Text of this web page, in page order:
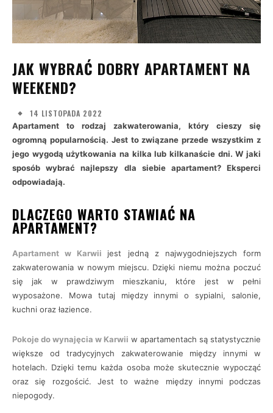
JAK WYBRAĆ DOBRY APARTAMENT NA
WEEKEND?
14 LISTOPADA 2022
Apartament to rodzaj zakwaterowania, który cieszy się
ogromną popularnością. Jest to związane przede wszystkim z
jego wygodą użytkowania na kilka lub kilkanaście dni. W jaki
sposób wybrać najlepszy dla siebie apartament? Eksperci
odpowiadają.
DLACZEGO WARTO STAWIAĆ NA
APARTAMENT?
Apartament w Karwii
jest jedną z najwygodniejszych form
zakwaterowania w nowym miejscu. Dzięki niemu można poczuć
się jak w prawdziwym mieszkaniu, które jest w pełni
wyposażone. Mowa tutaj między innymi o sypialni, salonie,
kuchni oraz łazience.
Pokoje do wynajęcia w Karwii w apartamentach są statystycznie
większe od tradycyjnych zakwaterowanie między innymi w
hotelach. Dzięki temu każda osoba może skutecznie wypocząć
oraz się rozgościć. Jest to ważne między innymi podczas
niepogody.